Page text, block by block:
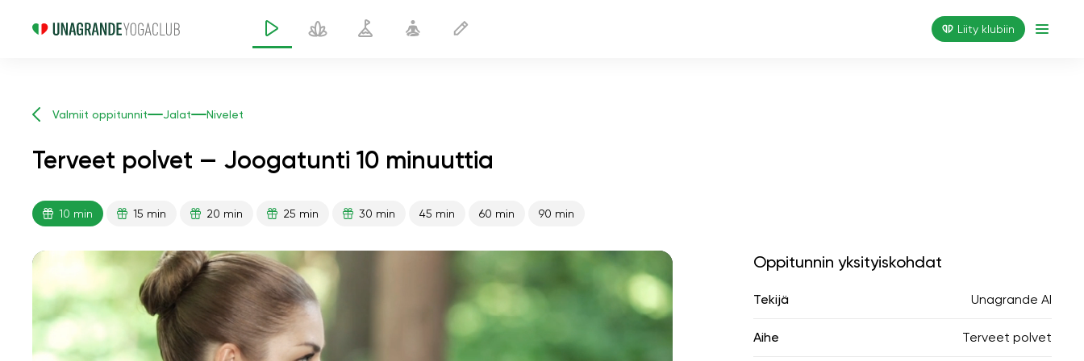
Liity klubiin
Valmiit oppitunnit Jalat Nivelet
Terveet polvet — Joogatunti 10 minuuttia
10 min 15 min 20 min 25 min 30 min 45 min 60 min 90 min
Oppitunnin yksityiskohdat
Tekijä Unagrande AI
Aihe Terveet polvet